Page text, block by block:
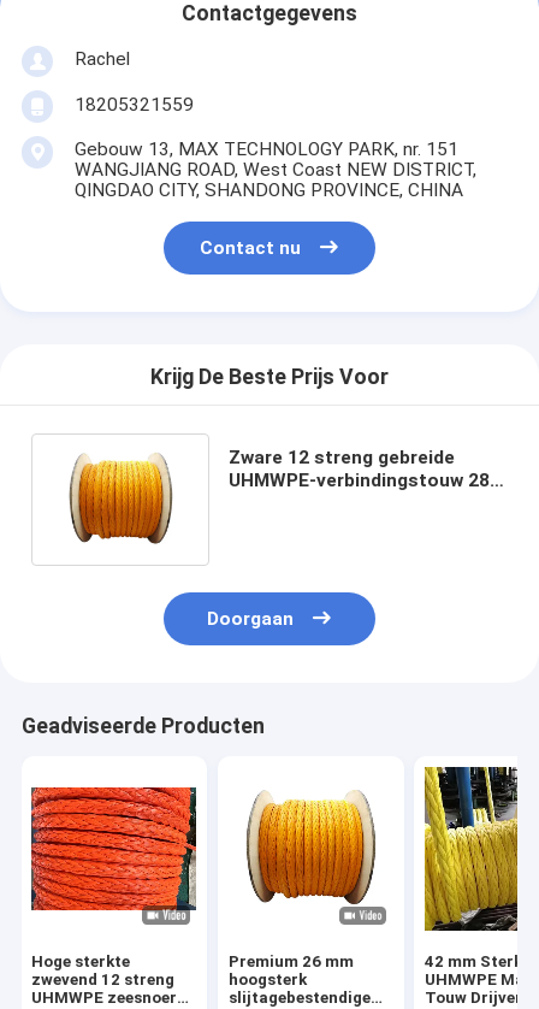
Contactgegevens
Rachel
18205321559
Gebouw 13, MAX TECHNOLOGY PARK, nr. 151
WANGJIANG ROAD, West Coast NEW DISTRICT,
QINGDAO CITY, SHANDONG PROVINCE, CHINA
Contact nu
Krijg De Beste Prijs Voor
Zware 12 streng gebreide
UHMWPE-verbindingstouw 28
Doorgaan
Geadviseerde Producten
Hoge sterkte
zwevend 12 streng
UHMWPE zeesnoer
Premium 26 mm
hoogsterk
slijtagebestendige
42 mm Sterke
UHMWPE
Touw Drijvend